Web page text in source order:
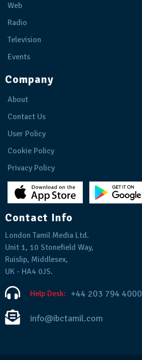
Web
Radio
Television
Events
Company
About
Contact Us
User Policy
Cookie Policy
Privacy Policy
Contact Info
London Tamil Media Ltd.
Unit 1, 10 Stonefield Way,
Ruislip, Middlesex,
UK - HA4 0JS.
Help Desk: +44 203 794 4000
info@ibctamil.com